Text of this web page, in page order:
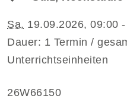
Sa. 19.09.2026, 09:00
Dauer: 1 Termin /
Unterrichtseinheiten
26W66150